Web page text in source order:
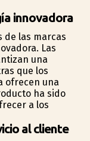
innovadora
de las marcas
Las
una
que los
ofrecen una
ha sido
a los
al cliente